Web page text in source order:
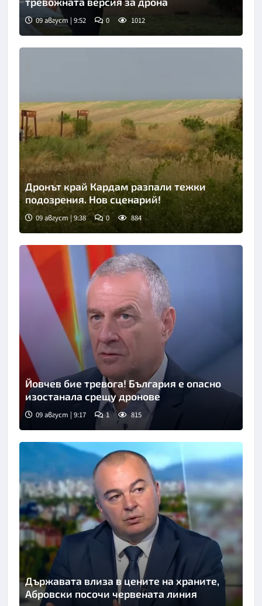
Снимка: БТА
09 август | 9:52 0 1012
Снимка: Нова телевизия
Дронът край Кардам разпали тежки
подозрения. Нов сценарий!
09 август | 9:38 0 884
Снимка: бТВ
Йовчев бие тревога! България е опасно
изостанала срещу дронове
09 август | 9:17 1 815
Държавата влиза в цените на храните,
Абровски посочи червената линия